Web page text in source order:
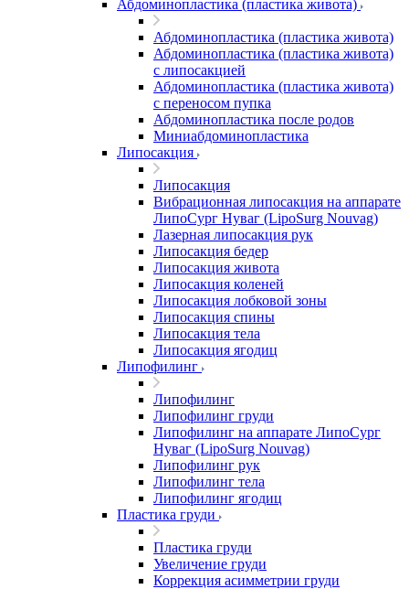
Абдоминопластика (пластика живота)
Абдоминопластика (пластика живота)
Абдоминопластика (пластика живота)
с липосакцией
Абдоминопластика (пластика живота)
с переносом пупка
Абдоминопластика после родов
Миниабдоминопластика
Липосакция
Липосакция
Вибрационная липосакция на аппарате
ЛипоСург Нуваг (LipoSurg Nouvag)
Лазерная липосакция рук
Липосакция бедер
Липосакция живота
Липосакция коленей
Липосакция лобковой зоны
Липосакция спины
Липосакция тела
Липосакция ягодиц
Липофилинг
Липофилинг
Липофилинг груди
Липофилинг на аппарате ЛипоСург
Нуваг (LipoSurg Nouvag)
Липофилинг рук
Липофилинг тела
Липофилинг ягодиц
Пластика груди
Пластика груди
Увеличение груди
Коррекция асимметрии груди